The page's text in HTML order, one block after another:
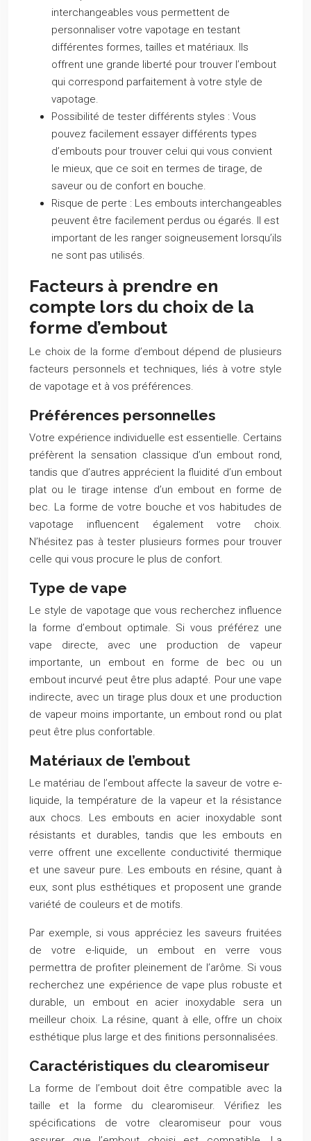
interchangeables vous permettent de
personnaliser votre vapotage en testant
différentes formes, tailles et matériaux. Ils
offrent une grande liberté pour trouver l’embout
qui correspond parfaitement à votre style de
vapotage.
Possibilité de tester différents styles : Vous
pouvez facilement essayer différents types
d’embouts pour trouver celui qui vous convient
le mieux, que ce soit en termes de tirage, de
saveur ou de confort en bouche.
Risque de perte : Les embouts interchangeables
peuvent être facilement perdus ou égarés. Il est
important de les ranger soigneusement lorsqu’ils
ne sont pas utilisés.
Facteurs à prendre en
compte lors du choix de la
forme d’embout
Le choix de la forme d’embout dépend de plusieurs
facteurs personnels et techniques, liés à votre style
de vapotage et à vos préférences.
Préférences personnelles
Votre expérience individuelle est essentielle. Certains
préfèrent la sensation classique d’un embout rond,
tandis que d’autres apprécient la fluidité d’un embout
plat ou le tirage intense d’un embout en forme de
bec. La forme de votre bouche et vos habitudes de
vapotage influencent également votre choix.
N’hésitez pas à tester plusieurs formes pour trouver
celle qui vous procure le plus de confort.
Type de vape
Le style de vapotage que vous recherchez influence
la forme d’embout optimale. Si vous préférez une
vape directe, avec une production de vapeur
importante, un embout en forme de bec ou un
embout incurvé peut être plus adapté. Pour une vape
indirecte, avec un tirage plus doux et une production
de vapeur moins importante, un embout rond ou plat
peut être plus confortable.
Matériaux de l’embout
Le matériau de l’embout affecte la saveur de votre e-
liquide, la température de la vapeur et la résistance
aux chocs. Les embouts en acier inoxydable sont
résistants et durables, tandis que les embouts en
verre offrent une excellente conductivité thermique
et une saveur pure. Les embouts en résine, quant à
eux, sont plus esthétiques et proposent une grande
variété de couleurs et de motifs.
Par exemple, si vous appréciez les saveurs fruitées
de votre e-liquide, un embout en verre vous
permettra de profiter pleinement de l’arôme. Si vous
recherchez une expérience de vape plus robuste et
durable, un embout en acier inoxydable sera un
meilleur choix. La résine, quant à elle, offre un choix
esthétique plus large et des finitions personnalisées.
Caractéristiques du clearomiseur
La forme de l’embout doit être compatible avec la
taille et la forme du clearomiseur. Vérifiez les
spécifications de votre clearomiseur pour vous